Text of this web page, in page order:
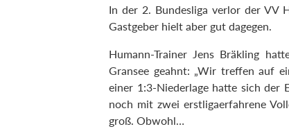
In der 2. Bundesliga verlor der VV
Gastgeber hielt aber gut dagegen.
Humann-Trainer Jens Bräkling
Gransee geahnt: „Wir treffen auf
einer 1:3-Niederlage hatte sich der
noch mit zwei erstligaerfahrene
groß. Obwohl…